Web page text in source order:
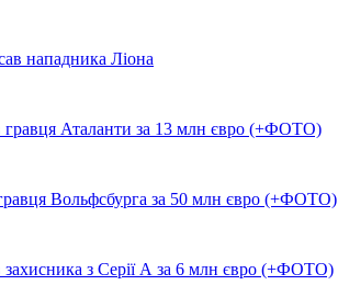
нападника Ліона
гравця Аталанти за 13 млн євро (+ФОТО)
Вольфсбурга за 50 млн євро (+ФОТО)
з Серії А за 6 млн євро (+ФОТО)